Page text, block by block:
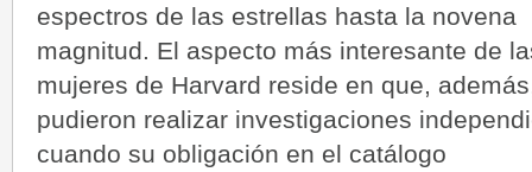
espectros de las estrellas hasta la novena
magnitud. El aspecto más interesante de
mujeres de Harvard reside en que,
pudieron realizar investigaciones
cuando su obligación en el catálogo